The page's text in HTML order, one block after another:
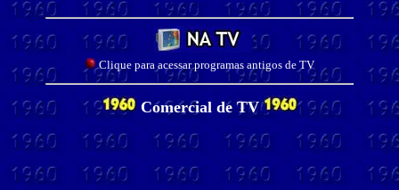
Clique para acessar programas antigos de TV
Comercial de TV